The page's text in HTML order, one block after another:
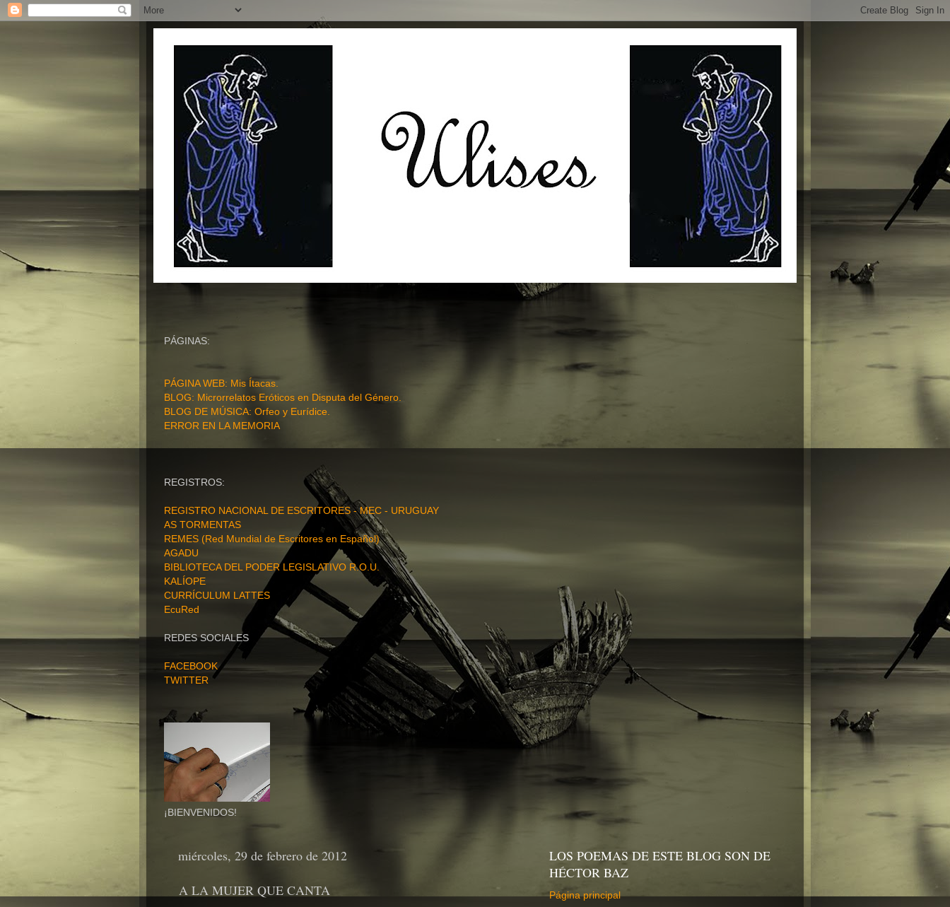
PÁGINAS:
PÁGINA WEB: Mis Ítacas.
BLOG: Microrrelatos Eróticos en Disputa del Género.
BLOG DE MÚSICA: Orfeo y Eurídice.
ERROR EN LA MEMORIA
REGISTROS:
REGISTRO NACIONAL DE ESCRITORES - MEC - URUGUAY
AS TORMENTAS
REMES (Red Mundial de Escritores en Español)
AGADU
BIBLIOTECA DEL PODER LEGISLATIVO R.O.U.
KALÍOPE
CURRÍCULUM LATTES
EcuRed
REDES SOCIALES
FACEBOOK
TWITTER
¡BIENVENIDOS!
miércoles, 29 de febrero de 2012
A LA MUJER QUE CANTA
LOS POEMAS DE ESTE BLOG SON DE
HÉCTOR BAZ
Página principal